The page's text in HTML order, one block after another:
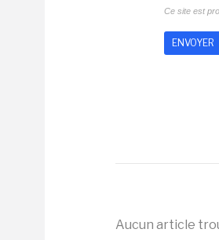
Ce site est
Aucun article